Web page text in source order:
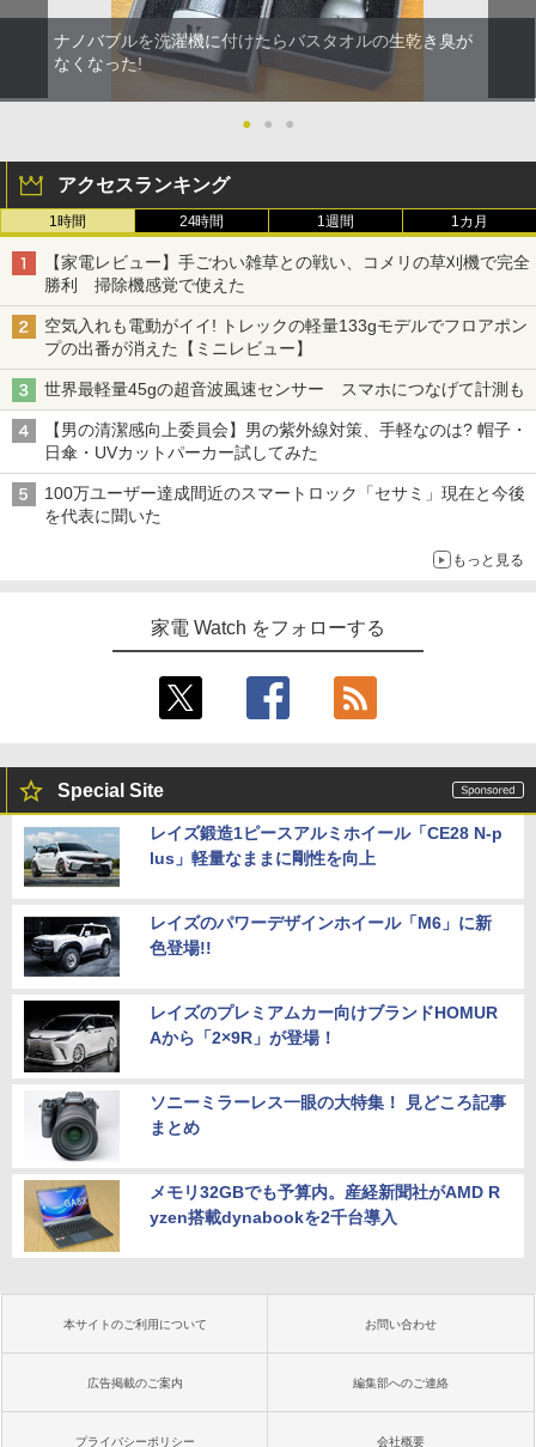
ナノバブルを洗濯機に付けたらバスタオルの生乾き臭が
なくなった!
● ● ●
アクセスランキング
1時間 24時間 1週間 1カ月
【家電レビュー】手ごわい雑草との戦い、コメリの草刈機で完全
勝利 掃除機感覚で使えた
空気入れも電動がイイ! トレックの軽量133gモデルでフロアポン
プの出番が消えた【ミニレビュー】
世界最軽量45gの超音波風速センサー スマホにつなげて計測も
【男の清潔感向上委員会】男の紫外線対策、手軽なのは? 帽子・
日傘・UVカットパーカー試してみた
100万ユーザー達成間近のスマートロック「セサミ」現在と今後
を代表に聞いた
もっと見る
家電 Watch をフォローする
Special Site
レイズ鍛造1ピースアルミホイール「CE28 N-p
lus」軽量なままに剛性を向上
レイズのパワーデザインホイール「M6」に新
色登場!!
レイズのプレミアムカー向けブランドHOMUR
Aから「2×9R」が登場！
ソニーミラーレス一眼の大特集！ 見どころ記事
まとめ
メモリ32GBでも予算内。産経新聞社がAMD R
yzen搭載dynabookを2千台導入
本サイトのご利用について お問い合わせ
広告掲載のご案内 編集部へのご連絡
プライバシーポリシー 会社概要